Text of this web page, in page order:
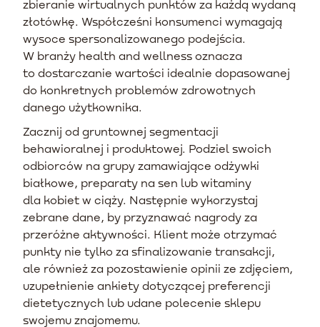
zbieranie wirtualnych punktów za każdą wydaną
złotówkę. Współcześni konsumenci wymagają
wysoce spersonalizowanego podejścia.
W branży health and wellness oznacza
to dostarczanie wartości idealnie dopasowanej
do konkretnych problemów zdrowotnych
danego użytkownika.
Zacznij od gruntownej segmentacji
behawioralnej i produktowej. Podziel swoich
odbiorców na grupy zamawiające odżywki
białkowe, preparaty na sen lub witaminy
dla kobiet w ciąży. Następnie wykorzystaj
zebrane dane, by przyznawać nagrody za
przeróżne aktywności. Klient może otrzymać
punkty nie tylko za sfinalizowanie transakcji,
ale również za pozostawienie opinii ze zdjęciem,
uzupełnienie ankiety dotyczącej preferencji
dietetycznych lub udane polecenie sklepu
swojemu znajomemu.